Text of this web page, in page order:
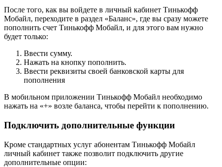
После того, как вы войдете в личный кабинет Тинькофф
Мобайл, переходите в раздел «Баланс», где вы сразу можете
пополнить счет Тинькофф Мобайл, и для этого вам нужно
будет только:
Ввести сумму.
Нажать на кнопку пополнить.
Ввести реквизиты своей банковской карты для
пополнения
В мобильном приложении Тинькофф Мобайл необходимо
нажать на «+» возле баланса, чтобы перейти к пополнению.
Подключить дополнительные функции
Кроме стандартных услуг абонентам Тинькофф Мобайл
личный кабинет также позволит подключить другие
дополнительные опции: